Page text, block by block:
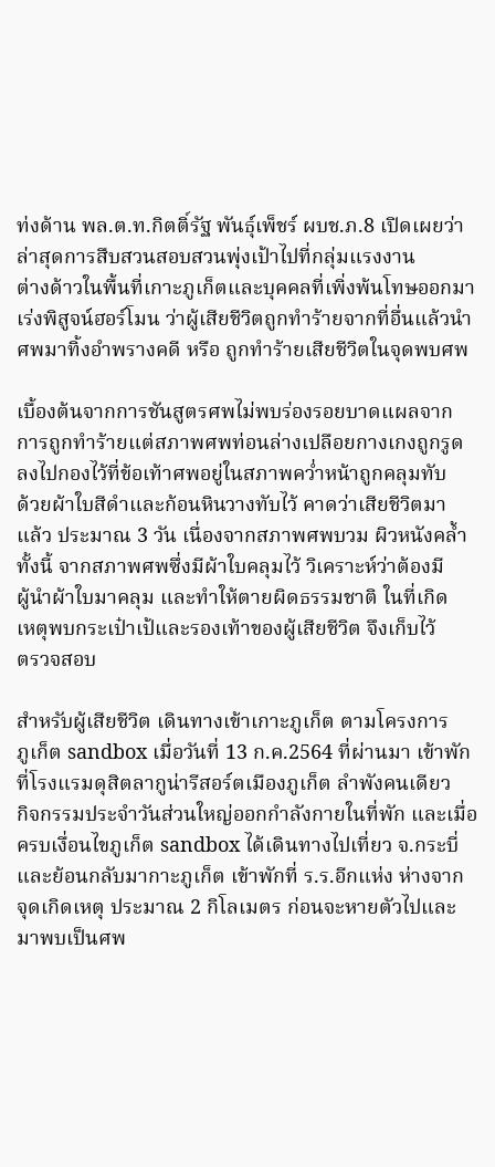
ท่งด้าน พล.ต.ท.กิตติ์รัฐ พันธุ์เพ็ชร์ ผบช.ภ.8 เปิดเผยว่า
ล่าสุดการสืบสวนสอบสวนพุ่งเป้าไปที่กลุ่มแรงงาน
ต่างด้าวในพื้นที่เกาะภูเก็ตและบุคคลที่เพิ่งพ้นโทษออกมา
เร่งพิสูจน์ฮอร์โมน ว่าผู้เสียชีวิตถูกทำร้ายจากที่อื่นแล้วนำ
ศพมาทิ้งอำพรางคดี หรือ ถูกทำร้ายเสียชีวิตในจุดพบศพ
เบื้องต้นจากการชันสูตรศพไม่พบร่องรอยบาดแผลจาก
การถูกทำร้ายแต่สภาพศพท่อนล่างเปลือยกางเกงถูกรูด
ลงไปกองไว้ที่ข้อเท้าศพอยู่ในสภาพคว่ำหน้าถูกคลุมทับ
ด้วยผ้าใบสีดำและก้อนหินวางทับไว้ คาดว่าเสียชีวิตมา
แล้ว ประมาณ 3 วัน เนื่องจากสภาพศพบวม ผิวหนังคล้ำ
ทั้งนี้ จากสภาพศพซึ่งมีผ้าใบคลุมไว้ วิเคราะห์ว่าต้องมี
ผู้นำผ้าใบมาคลุม และทำให้ตายผิดธรรมชาติ ในที่เกิด
เหตุพบกระเป๋าเป้และรองเท้าของผู้เสียชีวิต จึงเก็บไว้
ตรวจสอบ
สำหรับผู้เสียชีวิต เดินทางเข้าเกาะภูเก็ต ตามโครงการ
ภูเก็ต sandbox เมื่อวันที่ 13 ก.ค.2564 ที่ผ่านมา เข้าพัก
ที่โรงแรมดุสิตลากูน่ารีสอร์ตเมืองภูเก็ต ลำพังคนเดียว
กิจกรรมประจำวันส่วนใหญ่ออกกำลังกายในที่พัก และเมื่อ
ครบเงื่อนไขภูเก็ต sandbox ได้เดินทางไปเที่ยว จ.กระบี่
และย้อนกลับมากาะภูเก็ต เข้าพักที่ ร.ร.อีกแห่ง ห่างจาก
จุดเกิดเหตุ ประมาณ 2 กิโลเมตร ก่อนจะหายตัวไปและ
มาพบเป็นศพ